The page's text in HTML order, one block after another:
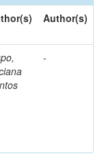
Author(s)
-